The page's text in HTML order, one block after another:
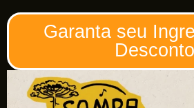
Garanta seu
Desconto